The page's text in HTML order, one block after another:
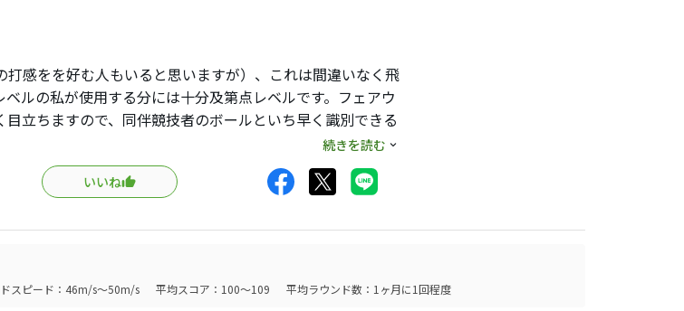
（硬い印象は無い）
せんが、しっかり飛距離を
れば十分という
題なく使えるレベルです。
ルを使って嫁さんの
これで十分過ぎます。
違いが出るプレイヤーに
打感をを好む人もいると思いますが）、これは間違いなく飛
ルの私が使用する分には十分及第点レベルです。フェアウ
目立ちますので、同伴競技者のボールといち早く識別できる
ッドです。（ただし夏場のラフ中でのイエローは少し見つけ
５個入りで２０００円弱というローコストも好印象ですね。
続きを読む
いいね
スピード：46m/s～50m/s 平均スコア：100～109
平均ラウンド数：1ヶ月に1回程度